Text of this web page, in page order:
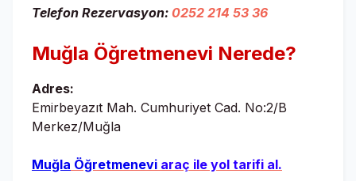
Telefon Rezervasyon: 0252 214 53 36
Muğla Öğretmenevi Nerede?
Adres:
Emirbeyazıt Mah. Cumhuriyet Cad. No:2/B
Merkez/Muğla
Muğla Öğretmenevi araç ile yol tarifi al.